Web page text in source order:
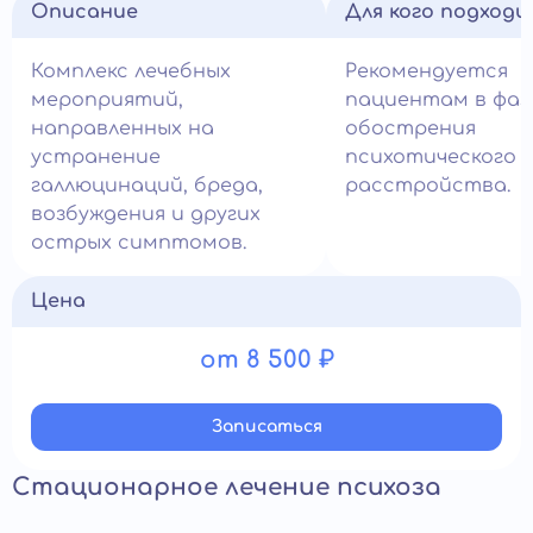
Описание
Комплекс лечебных
мероприятий,
направленных на
устранение
галлюцинаций, бреда,
возбуждения и других
острых симптомов.
Для кого
Рекомендуется
пациентам в
обострения
психотического
расстройства.
Цена
от 8 500 ₽
Записатьcя
Стационарное лечение психоза